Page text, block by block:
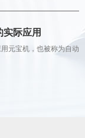
实际应用
元宝机，也被称为自动